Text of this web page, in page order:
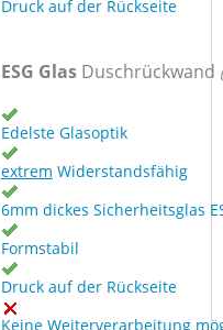
Druck auf der Rückseite
ESG Glas Duschrückwand
Edelste Glasoptik
extrem Widerstandsfähig
6mm dickes Sicherheitsglas
Formstabil
Druck auf der Rückseite
Keine Weiterverarbeitung